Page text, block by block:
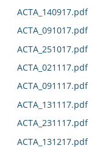
ACTA_140917.pdf
ACTA_091017.pdf
ACTA_251017.pdf
ACTA_021117.pdf
ACTA_091117.pdf
ACTA_131117.pdf
ACTA_231117.pdf
ACTA_131217.pdf